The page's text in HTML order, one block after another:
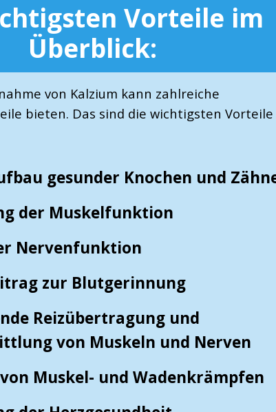
Vorteile im
Überblick:
von Kalzium kann zahlreiche
bieten. Das sind die wichtigsten Vorteile
gesunder Knochen und
der Muskelfunktion
Nervenfunktion
zur Blutgerinnung
Reizübertragung und
von Muskeln und Nerven
Muskel- und Wadenkrämpfen